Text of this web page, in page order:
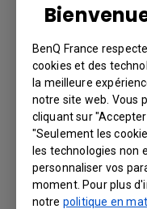
BenQ France
cookies et des
la meilleure
notre site web. Vous
cliquant sur
"Seulement les
les technologies non
personnaliser vos
moment. Pour plus
notrepolitique en